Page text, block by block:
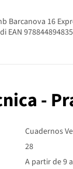
Barcanova 16
EAN
-
Cuadernos
28
A partir de 9